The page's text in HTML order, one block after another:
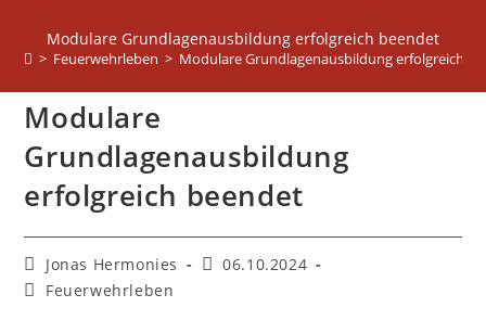
Modulare Grundlagenausbildung erfolgreich beendet
> Feuerwehrleben > Modulare Grundlagenausbildung erfolgreich
Modulare
Grundlagenausbildung
erfolgreich beendet
Beitrags-
Autor:
Jonas Hermonies
Beitrag
06.10.2024
Beitrags-
Feuerwehrleben